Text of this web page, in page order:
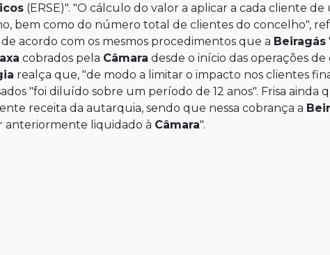
(ERSE)". "O cálculo do valor a aplicar a cada cliente
bem como do número total de clientes do concelho",
acordo com os mesmos procedimentos que a Beiragás
cobrados pela Câmara desde o início das operações
realça que, "de modo a limitar o impacto nos clientes
"foi diluído sobre um período de 12 anos". Frisa ainda
receita da autarquia, sendo que nessa cobrança a
anteriormente liquidado à Câmara".